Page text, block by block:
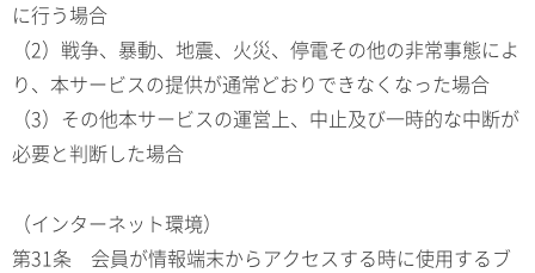
に行う場合
（2）戦争、暴動、地震、火災、停電その他の非常事態によ
り、本サービスの提供が通常どおりできなくなった場合
（3）その他本サービスの運営上、中止及び一時的な中断が
必要と判断した場合
（インターネット環境）
第31条 会員が情報端末からアクセスする時に使用するブ